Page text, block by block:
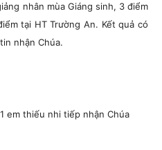
nhân mùa Giáng sinh, 3 điểm
tại HT Trường An. Kết quả có
nhận Chúa.
em thiếu nhi tiếp nhận Chúa